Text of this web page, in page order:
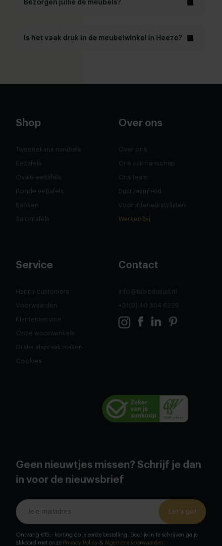
Bezorgen jullie de meubels?
Is het vaak druk in de meubelwinkel in Heeze?
Shop
Tweedekans meubels
Eettafels
Ovale eettafels
Ronde eettafels
Banken
Salontafels
Over ons
Over ons
Ons vakmanschap
Ons team
Duurzaamheid
Voor interieurstylisten
Werken bij
Service
Happy customers
Voorwaarden
Klantenservice
Onze woonwinkels
Gratis afspraak maken
Cookies
Contact
info@tabledusud.nl
+31(0) 40 304 6229
Geen nieuwtjes missen? Schrijf je dan
in voor de nieuwsbrief
Let's go!
Ontvang €15,- korting op je eerste bestelling. Door je in te schrijven ga je
akkoord met onze Privacy Policy & Algemene voorwaarden